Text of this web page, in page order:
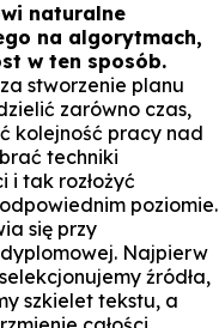
naturalne
na algorytmach,
w ten sposób.
stworzenie planu
zarówno czas,
kolejność pracy nad
techniki
i tak rozłożyć
poziomie.
się przy
Najpierw
źródła,
szkielet tekstu, a